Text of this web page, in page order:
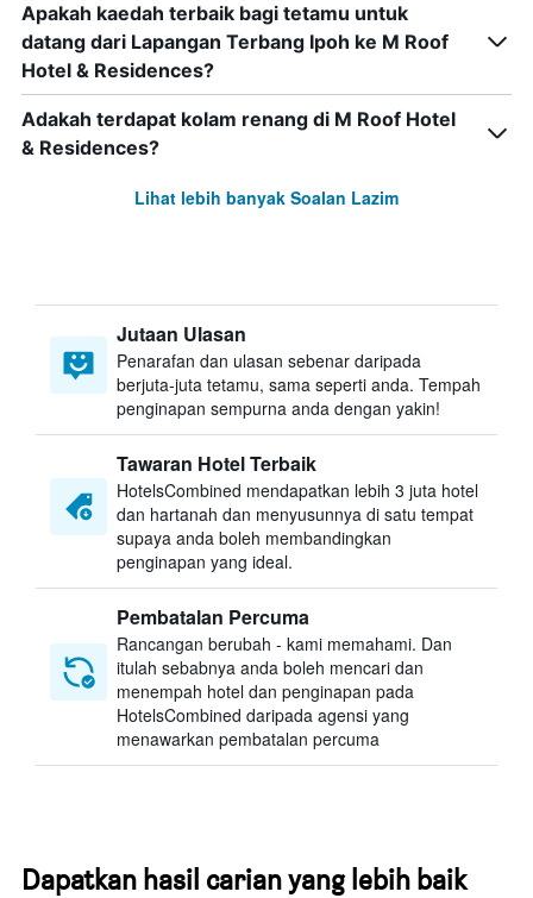
Apakah kaedah terbaik bagi tetamu untuk
datang dari Lapangan Terbang Ipoh ke M Roof
Hotel & Residences?
Adakah terdapat kolam renang di M Roof Hotel
& Residences?
Lihat lebih banyak Soalan Lazim
Jutaan Ulasan
Penarafan dan ulasan sebenar daripada
berjuta-juta tetamu, sama seperti anda. Tempah
penginapan sempurna anda dengan yakin!
Tawaran Hotel Terbaik
HotelsCombined mendapatkan lebih 3 juta hotel
dan hartanah dan menyusunnya di satu tempat
supaya anda boleh membandingkan
penginapan yang ideal.
Pembatalan Percuma
Rancangan berubah - kami memahami. Dan
itulah sebabnya anda boleh mencari dan
menempah hotel dan penginapan pada
HotelsCombined daripada agensi yang
menawarkan pembatalan percuma
Dapatkan hasil carian yang lebih baik